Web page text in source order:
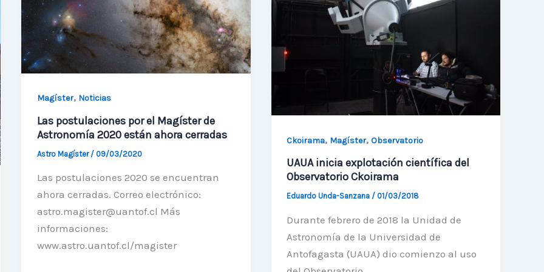
acreditación
Astronomía
seleccionada
para
escuela
astronómica
Magíster, Noticias
Las postulaciones por el Magíster de
Astronomía 2020 están ahora cerradas
Astro Magíster / 09/03/2020
Las postulaciones 2020 se encuentran
ahora cerradas. Correo electrónico:
astro.magister@uantof.cl Más
informaciones:
www.astro.uantof.cl/magister
Ckoirama, Magíster,Observatorio
UAUA inicia explotación científica del
Observatorio Ckoirama
Eduardo Unda-Sanzana / 01/03/2018
Durante febrero de 2018 la Unidad de
Astronomía de la Universidad de
Antofagasta (UAUA) dio comienzo al uso